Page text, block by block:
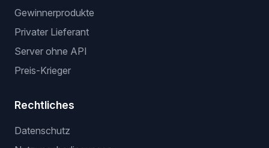
Gewinnerprodukte
Privater Lieferant
Server ohne API
Preis-Krieger
Rechtliches
Datenschutz